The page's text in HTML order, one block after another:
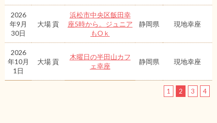
2026
年9月
30日
大場 貢
浜松市中央区飯田幸
座5時から。ジュニア
もOｋ
静岡県 現地幸座
2026
年10月
1日
大場 貢
木曜日の半田山カフ
ェ幸座
静岡県 現地幸座
1 2 3 4